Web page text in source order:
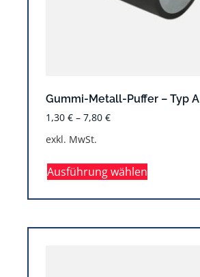
Gummi-Metall-Puffer – Typ A
1,30 € – 7,80 €
exkl. MwSt.
Ausführung wählen